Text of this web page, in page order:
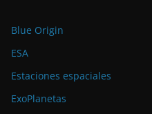
Blue Origin
ESA
Estaciones espaciales
ExoPlanetas